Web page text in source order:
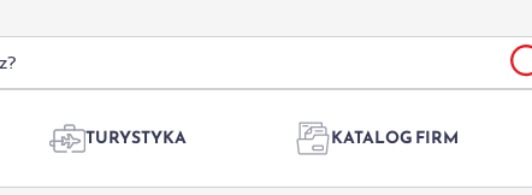
TURYSTYKA KATALOG FIRM